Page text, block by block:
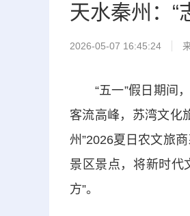
天水秦州：“
2026-05-07 16:45:24
“五一”假日期间，
客流高峰，苏湾文化
州”2026夏日农文旅
景区景点，将新时代
方”。